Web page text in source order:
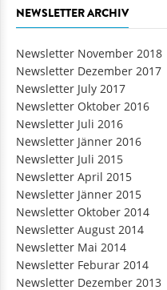
NEWSLETTER ARCHIV
Newsletter November 2018
Newsletter Dezember 2017
Newsletter July 2017
Newsletter Oktober 2016
Newsletter Juli 2016
Newsletter Jänner 2016
Newsletter Juli 2015
Newsletter April 2015
Newsletter Jänner 2015
Newsletter Oktober 2014
Newsletter August 2014
Newsletter Mai 2014
Newsletter Feburar 2014
Newsletter Dezember 2013